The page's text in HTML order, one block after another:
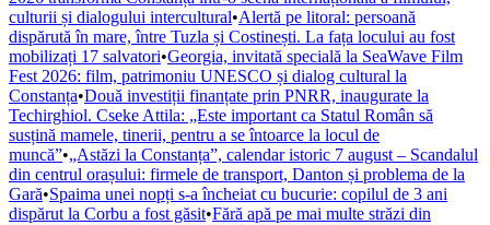
culturii și dialogului intercultural•Alertă pe litoral: persoană
dispărută în mare, între Tuzla și Costinești. La fața locului au fost
mobilizați 17 salvatori•Georgia, invitată specială la SeaWave Film
Fest 2026: film, patrimoniu UNESCO și dialog cultural la
Constanța•Două investiții finanțate prin PNRR, inaugurate la
Techirghiol. Cseke Attila: „Este important ca Statul Român să
susțină mamele, tinerii, pentru a se întoarce la locul de
muncă”•„Astăzi la Constanța”, calendar istoric 7 august – Scandalul
din centrul orașului: firmele de transport, Danton și problema de la
Gară•Spaima unei nopți s-a încheiat cu bucurie: copilul de 3 ani
dispărut la Corbu a fost găsit•Fără apă pe mai multe străzi din